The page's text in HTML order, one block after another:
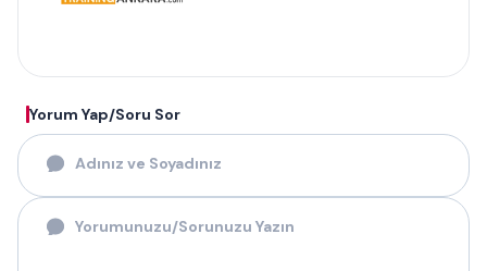
Yorum Yap/Soru Sor